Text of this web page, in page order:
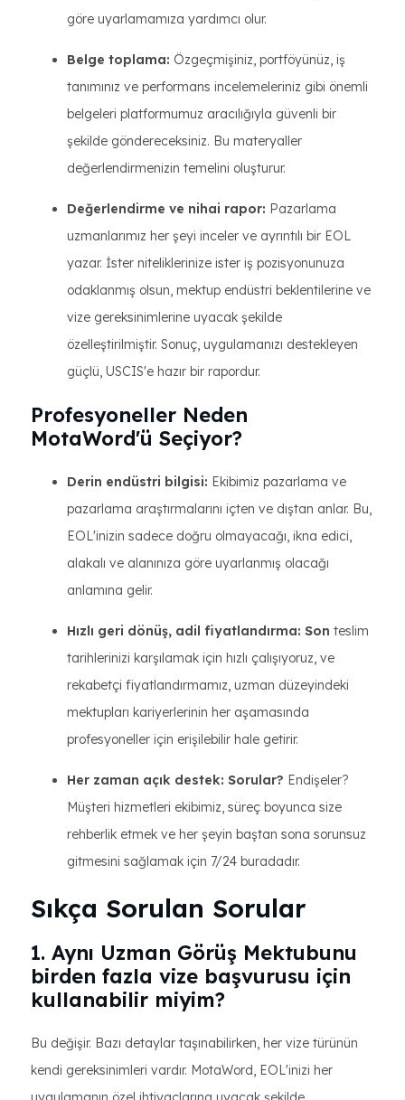
göre uyarlamamıza yardımcı olur.
Belge toplama: Özgeçmişiniz, portföyünüz, iş
tanımınız ve performans incelemeleriniz gibi önemli
belgeleri platformumuz aracılığıyla güvenli bir
şekilde göndereceksiniz. Bu materyaller
değerlendirmenizin temelini oluşturur.
Değerlendirme ve nihai rapor: Pazarlama
uzmanlarımız her şeyi inceler ve ayrıntılı bir EOL
yazar. İster niteliklerinize ister iş pozisyonunuza
odaklanmış olsun, mektup endüstri beklentilerine ve
vize gereksinimlerine uyacak şekilde
özelleştirilmiştir. Sonuç, uygulamanızı destekleyen
güçlü, USCIS'e hazır bir rapordur.
Profesyoneller Neden
MotaWord'ü Seçiyor?
Derin endüstri bilgisi: Ekibimiz pazarlama ve
pazarlama araştırmalarını içten ve dıştan anlar. Bu,
EOL'inizin sadece doğru olmayacağı, ikna edici,
alakalı ve alanınıza göre uyarlanmış olacağı
anlamına gelir.
Hızlı geri dönüş, adil fiyatlandırma: Son teslim
tarihlerinizi karşılamak için hızlı çalışıyoruz, ve
rekabetçi fiyatlandırmamız, uzman düzeyindeki
mektupları kariyerlerinin her aşamasında
profesyoneller için erişilebilir hale getirir.
Her zaman açık destek: Sorular? Endişeler?
Müşteri hizmetleri ekibimiz, süreç boyunca size
rehberlik etmek ve her şeyin baştan sona sorunsuz
gitmesini sağlamak için 7/24 buradadır.
Sıkça Sorulan Sorular
1. Aynı Uzman Görüş Mektubunu
birden fazla vize başvurusu için
kullanabilir miyim?
Bu değişir. Bazı detaylar taşınabilirken, her vize türünün
kendi gereksinimleri vardır. MotaWord, EOL'inizi her